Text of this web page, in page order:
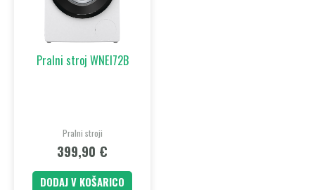
Pralni stroj WNEI72B
Pralni stroji
399,90 €
DODAJ V KOŠARICO